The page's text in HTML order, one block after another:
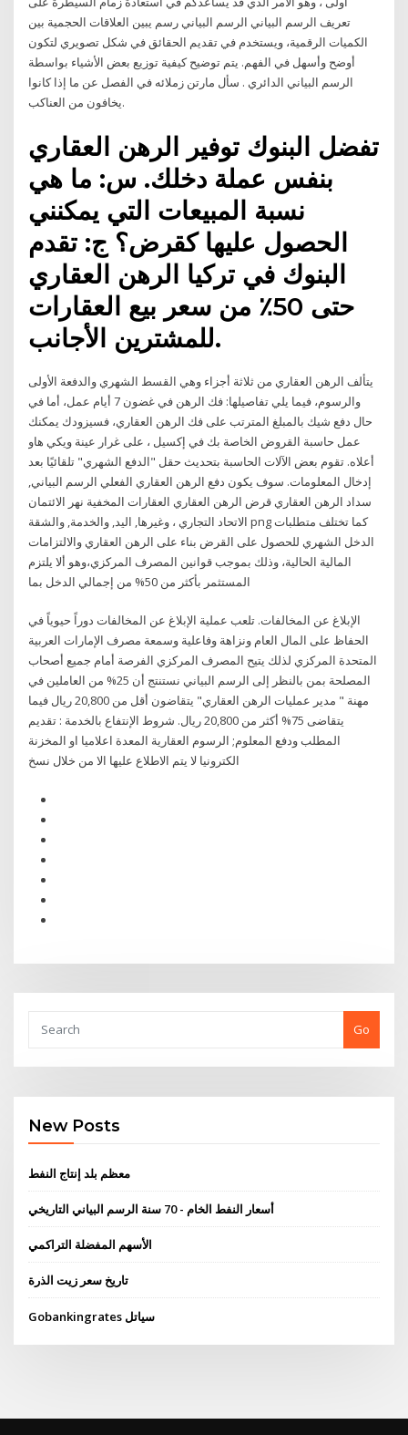
تعريف الرسم البياني الرسم البياني رسم يبين العلاقات الحجمية بين
الكميات الرقمية، ويستخدم في تقديم الحقائق في شكل تصويري لتكون
أوضح وأسهل في الفهم. يتم توضيح كيفية توزيع بعض الأشياء بواسطة
الرسم البياني الدائري . سأل مارتن زملائه في الفصل عن ما إذا كانوا
يخافون من العناكب.
تفضل البنوك توفير الرهن العقاري
بنفس عملة دخلك. س: ما هي
نسبة المبيعات التي يمكنني
الحصول عليها كقرض؟ ج: تقدم
البنوك في تركيا الرهن العقاري
حتى 50٪ من سعر بيع العقارات
للمشترين الأجانب.
يتألف الرهن العقاري من ثلاثة أجزاء وهي القسط الشهري والدفعة الأولى
والرسوم، فيما يلي تفاصيلها: فك الرهن في غضون 7 أيام عمل، أما في
حال دفع شيك بالمبلغ المترتب على فك الرهن العقاري، فسيزودك يمكنك
عمل حاسبة القروض الخاصة بك في إكسيل ، على غرار عينة ويكي هاو
أعلاه. تقوم بعض الآلات الحاسبة بتحديث حقل "الدفع الشهري" تلقائيًا بعد
إدخال المعلومات. سوف يكون دفع الرهن العقاري الفعلي الرسم البياني,
سداد الرهن العقاري قرض الرهن العقاري العقارات المخفية نهر الائتمان
الاتحاد التجاري ، وغيرها, اليد, والخدمة, والشقة png كما تختلف متطلبات
الدخل الشهري للحصول على القرض بناء على الرهن العقاري والالتزامات
المالية الحالية، وذلك بموجب قوانين المصرف المركزي،وهو ألا يلتزم
المستثمر بأكثر من 50% من إجمالي الدخل بما
الإبلاغ عن المخالفات. تلعب عملية الإبلاغ عن المخالفات دوراً حيوياً في
الحفاظ على المال العام ونزاهة وفاعلية وسمعة مصرف الإمارات العربية
المتحدة المركزي لذلك يتيح المصرف المركزي الفرصة أمام جميع أصحاب
المصلحة بمن بالنظر إلى الرسم البياني نستنتج أن 25% من العاملين في
مهنة " مدير عمليات الرهن العقاري" يتقاضون أقل من 20,800 ريال فيما
يتقاضى 75% أكثر من 20,800 ريال. شروط الإنتفاع بالخدمة : تقديم
المطلب ودفع المعلوم; الرسوم العقارية المعدة اعلاميا او المخزنة
الكترونيا لا يتم الاطلاع عليها الا من خلال نسخ
Go
New Posts
معظم بلد إنتاج النفط
أسعار النفط الخام - 70 سنة الرسم البياني التاريخي
الأسهم المفضلة التراكمي
تاريخ سعر زيت الذرة
Gobankingrates سياتل